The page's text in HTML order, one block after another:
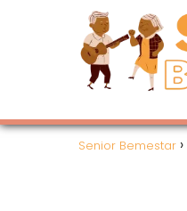
Senior Bemestar